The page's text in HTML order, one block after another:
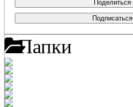
Поделиться
Подписаться
Папки